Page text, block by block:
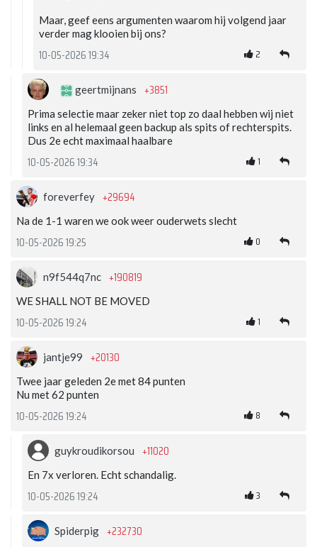
Maar, geef eens argumenten waarom hij volgend jaar
verder mag klooien bij ons?
10-05-2026 19:34 2
geertmijnans +3851
Prima selectie maar zeker niet top zo daal hebben wij niet
links en al helemaal geen backup als spits of rechterspits.
Dus 2e echt maximaal haalbare
10-05-2026 19:34 1
foreverfey +29694
Na de 1-1 waren we ook weer ouderwets slecht
10-05-2026 19:25 0
n9f544q7nc +190819
WE SHALL NOT BE MOVED
10-05-2026 19:24 1
jantje99 +20130
Twee jaar geleden 2e met 84 punten
Nu met 62 punten
10-05-2026 19:24 8
guykroudikorsou +11020
En 7x verloren. Echt schandalig.
10-05-2026 19:24 3
Spiderpig +232730